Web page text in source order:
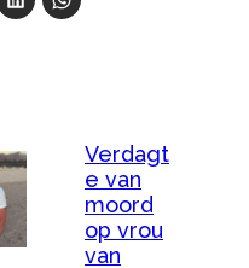
Verdagt
e van
moord
op vrou
van